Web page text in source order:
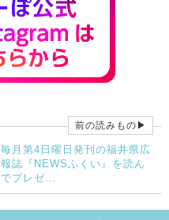
前の読みもの▶
毎月第4日曜日発刊の福井県広
報誌『NEWSふくい』を読ん
でプレゼ...